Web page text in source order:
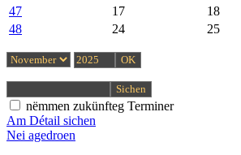
47
17 18
48
24 25
nëmmen zukünfteg Terminer
Am Détail sichen
Nei agedroen